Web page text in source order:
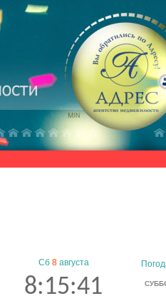
Сб 8августа
8:15:42